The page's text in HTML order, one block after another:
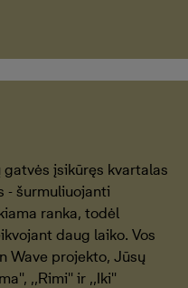
įsikūręs kvartalas
- šurmuliuojanti
ranka, todėl
daug laiko. Vos
Wave projekto, Jūsų
,,Rimi'' ir ,,Iki''